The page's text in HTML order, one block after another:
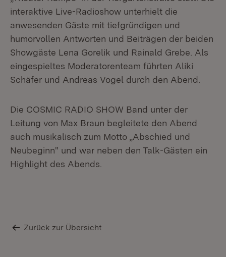
interaktive Live-Radioshow unterhielt die
anwesenden Gäste mit tiefgründigen und
humorvollen Antworten und Beiträgen der beiden
Showgäste Lena Gorelik und Rainald Grebe. Als
eingespieltes Moderatorenteam führten Aliki
Schäfer und Andreas Vogel durch den Abend.
Die COSMIC RADIO SHOW Band unter der
Leitung von Max Braun begleitete den Abend
auch musikalisch zum Motto „Abschied und
Neubeginn" und war neben den Talk-Gästen ein
Highlight des Abends.
Zurück zur Übersicht